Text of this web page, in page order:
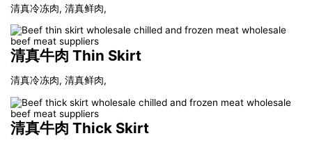
清真冷冻肉, 清真鲜肉,
清真牛肉 Thin Skirt
清真冷冻肉, 清真鲜肉,
清真牛肉 Thick Skirt